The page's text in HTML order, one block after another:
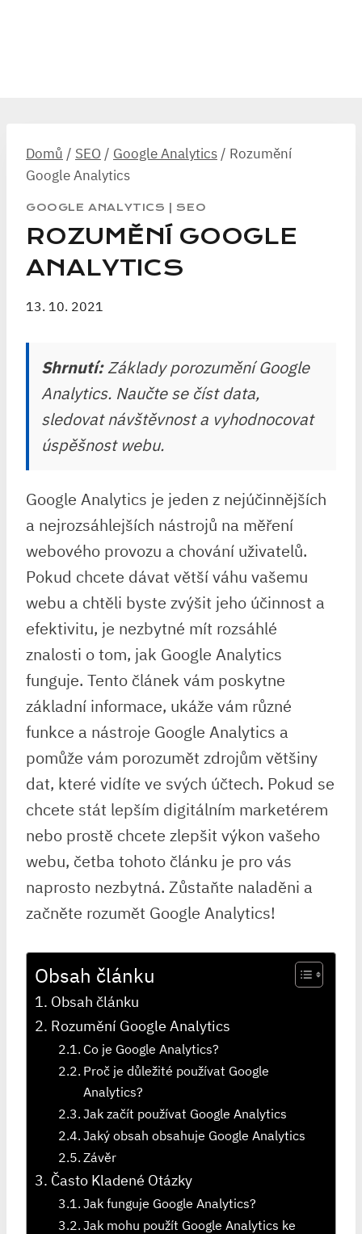
Domů / SEO / Google Analytics / Rozumění
Google Analytics
GOOGLE ANALYTICS |SEO
ROZUMĚNÍ GOOGLE
ANALYTICS
13. 10. 2021
Shrnutí:Základy porozumění Google
Analytics. Naučte se číst data,
sledovat návštěvnost a vyhodnocovat
úspěšnost webu.
Google Analytics je jeden z nejúčinnějších
a nejrozsáhlejších nástrojů na měření
webového provozu a chování uživatelů.
Pokud chcete dávat větší váhu vašemu
webu a chtěli byste zvýšit jeho účinnost a
efektivitu, je nezbytné mít rozsáhlé
znalosti o tom, jak Google Analytics
funguje. Tento článek vám poskytne
základní informace, ukáže vám různé
funkce a nástroje Google Analytics a
pomůže vám porozumět zdrojům většiny
dat, které vidíte ve svých účtech. Pokud se
chcete stát lepším digitálním marketérem
nebo prostě chcete zlepšit výkon vašeho
webu, četba tohoto článku je pro vás
naprosto nezbytná. Zůstaňte naladěni a
začněte rozumět Google Analytics!
Obsah článku
Obsah článku
Rozumění Google Analytics
Co je Google Analytics?
Proč je důležité používat Google
Analytics?
Jak začít používat Google Analytics
Jaký obsah obsahuje Google Analytics
Závěr
Často Kladené Otázky
Jak funguje Google Analytics?
Jak mohu použít Google Analytics ke